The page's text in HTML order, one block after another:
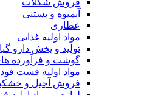
فروش شکلات
آبمیوه و بستنی
عطاری
مواد اولیه غذایی
تولید و پخش دارو
گوشت و فرآورده
مواد اولیه فست فود
فروش آجیل و